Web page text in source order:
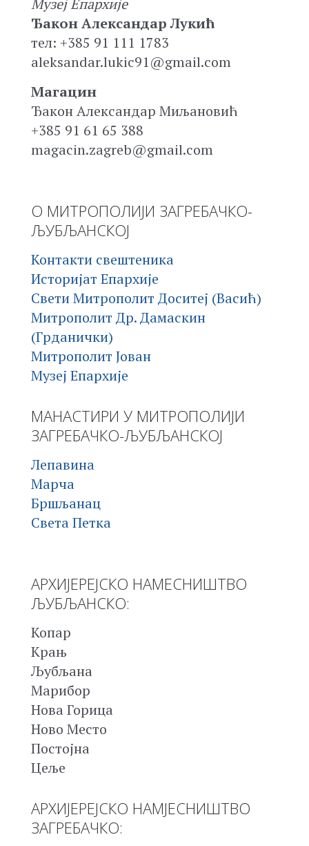
Ђакон Александар Лукић
тел: +385 91 111 1783
aleksandar.lukic91@gmail.com
Магацин
Ђакон Александар Миљановић
+385 91 61 65 388
magacin.zagreb@gmail.com
О МИТРОПОЛИЈИ ЗАГРЕБАЧКО-
ЉУБЉАНСКОЈ
Контакти свештеника
Историјат Епархије
Свети Митрополит Доситеј (Васић)
Митрополит Др. Дамаскин
(Грданички)
Митрополит Јован
Музеј Епархије
МАНАСТИРИ У МИТРОПОЛИЈИ
ЗАГРЕБАЧКО-ЉУБЉАНСКОЈ
Лепавина
Марча
Бршљанац
Света Петка
АРХИЈЕРЕЈСКО НАМЕСНИШТВО
ЉУБЉАНСКО:
Копар
Крањ
Љубљана
Марибор
Нова Горица
Ново Место
Постојна
Цеље
АРХИЈЕРЕЈСКО НАМЈЕСНИШТВО
ЗАГРЕБАЧКО: